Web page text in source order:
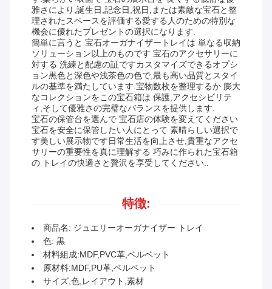
雅さにより,誕生日,記念日,祝日,または素敵な宝石と整
理されたスペースを評価する愛する人のための特別な
機会に優れたプレゼントの選択になります.
簡単に言うと 宝石オーガナイザートレイは 単なる収納
ソリューション以上のものです 宝石のアクセサリーに
対する 洗練と配慮の証ですカスタマイズできるオプシ
ョン黒色と深色や浅茶色の色で,最も高い品質とスタイ
ルの基準を満たしています.宝物数枚を整理するか 膨大
なコレクションをこの宝石箱は 保護,アクセシビリテ
ィ,そして優雅さの完璧なバランスを提供します.
宝石の保管台を選んで 宝石店の体験を変えてください
宝石を安全に保管したい人にとって 素晴らしい選択で
す美しい展示物です日常生活を向上させ,貴重なアクセ
サリーの重要性を真に理解する 巧みに作られた宝石箱
の トレイの快適さと贅沢を享受してください..
特徴:
商品名: ジュエリーオーガナイザー トレイ
色: 黒
材料組成:MDF,PVC革,ベルベット
原材料:MDF,PU革,ベルベット
サイズ,色,レイアウト,素材